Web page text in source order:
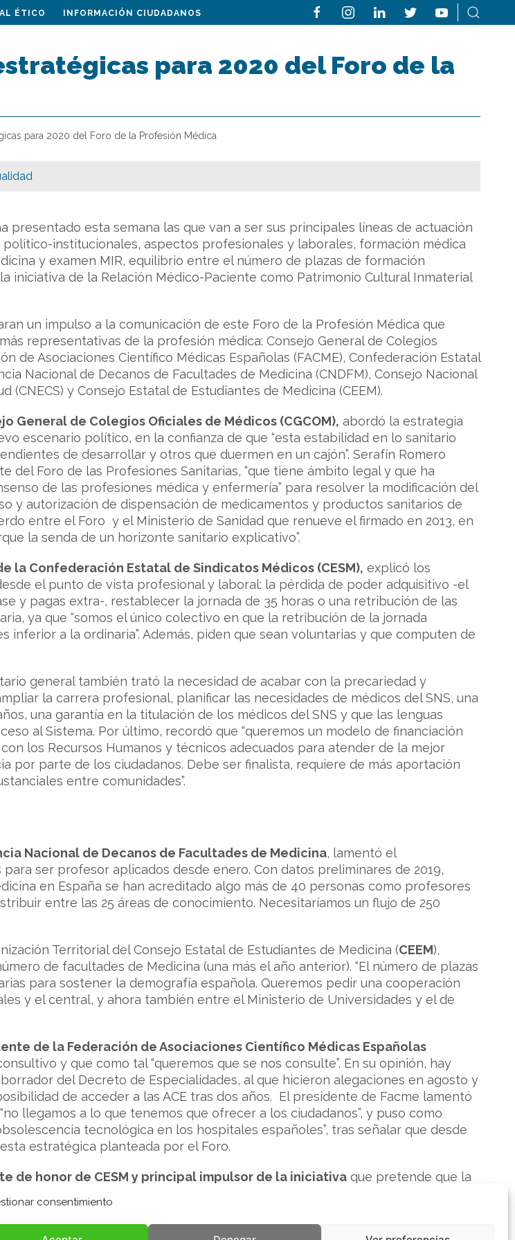
consentimiento
ÉTICO INFORMACIÓN CIUDADANOS
para 2020 del Foro de la
para 2020 del Foro de la Profesión Médica
presentado esta semana las que van a ser sus principales líneas de actuación
institucionales, aspectos profesionales y laborales, formación médica
y examen MIR, equilibrio entre el número de plazas de formación
iniciativa de la Relación Médico-Paciente como Patrimonio Cultural Inmaterial
un impulso a la comunicación de este Foro de la Profesión Médica que
representativas de la profesión médica: Consejo General de Colegios
de Asociaciones Científico Médicas Españolas (FACME), Confederación Estatal
Nacional de Decanos de Facultades de Medicina (CNDFM), Consejo Nacional
(CNECS) y Consejo Estatal de Estudiantes de Medicina (CEEM).
General de Colegios Oficiales de Médicos (CGCOM), abordó la estrategia
escenario político, en la confianza de que “esta estabilidad en lo sanitario
de desarrollar y otros que duermen en un cajón”. Serafín Romero
del Foro de las Profesiones Sanitarias, “que tiene ámbito legal y que ha
de las profesiones médica y enfermería” para resolver la modificación del
y autorización de dispensación de medicamentos y productos sanitarios de
entre el Foro y el Ministerio de Sanidad que renueve el firmado en 2013, en
la senda de un horizonte sanitario explicativo”.
la Confederación Estatal de Sindicatos Médicos (CESM), explicó los
el punto de vista profesional y laboral: la pérdida de poder adquisitivo -el
y pagas extra-, restablecer la jornada de 35 horas o una retribución de las
ya que “somos el único colectivo en que la retribución de la jornada
inferior a la ordinaria”. Además, piden que sean voluntarias y que computen de
general también trató la necesidad de acabar con la precariedad y
la carrera profesional, planificar las necesidades de médicos del SNS, una
una garantía en la titulación de los médicos del SNS y que las lenguas
al Sistema. Por último, recordó que “queremos un modelo de financiación
los Recursos Humanos y técnicos adecuados para atender de la mejor
por parte de los ciudadanos. Debe ser finalista, requiere de más aportación
entre comunidades”.
Nacional de Decanos de Facultades de Medicina, lamentó el
ser profesor aplicados desde enero. Con datos preliminares de 2019,
en España se han acreditado algo más de 40 personas como profesores
entre las 25 áreas de conocimiento. Necesitaríamos un flujo de 250
Territorial del Consejo Estatal de Estudiantes de Medicina (CEEM),
de facultades de Medicina (una más el año anterior). “El número de plazas
para sostener la demografía española. Queremos pedir una cooperación
y el central, y ahora también entre el Ministerio de Universidades y el de
de la Federación de Asociaciones Científico Médicas Españolas
y que como tal “queremos que se nos consulte”. En su opinión, hay
del Decreto de Especialidades, al que hicieron alegaciones en agosto y
de acceder a las ACE tras dos años. El presidente de Facme lamentó
llegamos a lo que tenemos que ofrecer a los ciudadanos”, y puso como
tecnológica en los hospitales españoles”, tras señalar que desde
estratégica planteada por el Foro.
de honor de CESM y principal impulsor de la iniciativa que pretende que la
en las facultades de Medicina a los alumnos de nuevo ingreso y que están
autónomas para explicar en qué consiste la iniciativa, y de ese